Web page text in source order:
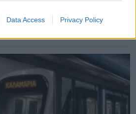
Data Access Privacy Policy